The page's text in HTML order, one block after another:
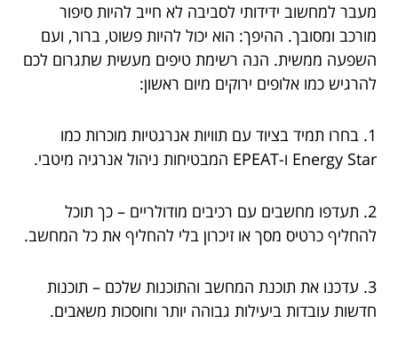
מעבר למחשוב ידידותי לסביבה לא חייב להיות סיפור
מורכב ומסובך. ההיפך: הוא יכול להיות פשוט, ברור, ועם
השפעה ממשית. הנה רשימת טיפים מעשית שתגרום לכם
להרגיש כמו אלופים ירוקים מיום ראשון:
1. בחרו תמיד בציוד עם תוויות אנרגטיות מוכרות כמו
Energy Star ו-EPEAT המבטיחות ניהול אנרגיה מיטבי.
2. תעדפו מחשבים עם רכיבים מודולריים – כך תוכל
להחליף כרטיס מסך או זיכרון בלי להחליף את כל המחשב.
3. עדכנו את תוכנת המחשב והתוכנות שלכם – תוכנות
חדשות עובדות ביעילות גבוהה יותר וחוסכות משאבים.